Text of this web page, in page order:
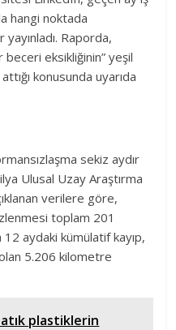
hangi noktada
Raporda,
eksikliğinin” yeşil
konusunda uyarıda
sekiz aydır
Ulusal Uzay Araştırma
verilere göre,
toplam 201
aydaki kümülatif kayıp,
5.206 kilometre
plastiklerin